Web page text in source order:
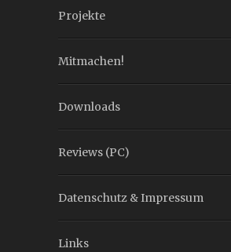
Projekte
Mitmachen!
Downloads
Reviews (PC)
Datenschutz & Impressum
Links